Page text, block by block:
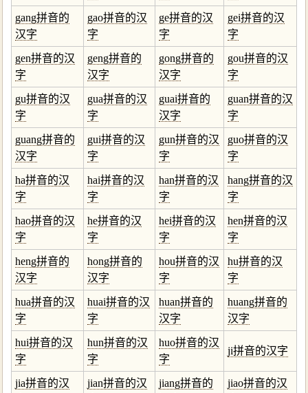
gang拼音的
汉字
gao拼音的汉
字
ge拼音的汉
字
gei拼音的汉
字
gen拼音的汉
字
geng拼音的
汉字
gong拼音的
汉字
gou拼音的汉
字
gu拼音的汉
字
gua拼音的汉
字
guai拼音的
汉字
guan拼音的汉
字
guang拼音的
汉字
gui拼音的汉
字
gun拼音的汉
字
guo拼音的汉
字
ha拼音的汉
字
hai拼音的汉
字
han拼音的汉
字
hang拼音的汉
字
hao拼音的汉
字
he拼音的汉
字
hei拼音的汉
字
hen拼音的汉
字
heng拼音的
汉字
hong拼音的
汉字
hou拼音的汉
字
hu拼音的汉
字
hua拼音的汉
字
huai拼音的汉
字
huan拼音的
汉字
huang拼音的
汉字
hui拼音的汉
字
hun拼音的汉
字
huo拼音的汉
字
ji拼音的汉字
jia拼音的汉
jian拼音的汉
jiang拼音的
jiao拼音的汉